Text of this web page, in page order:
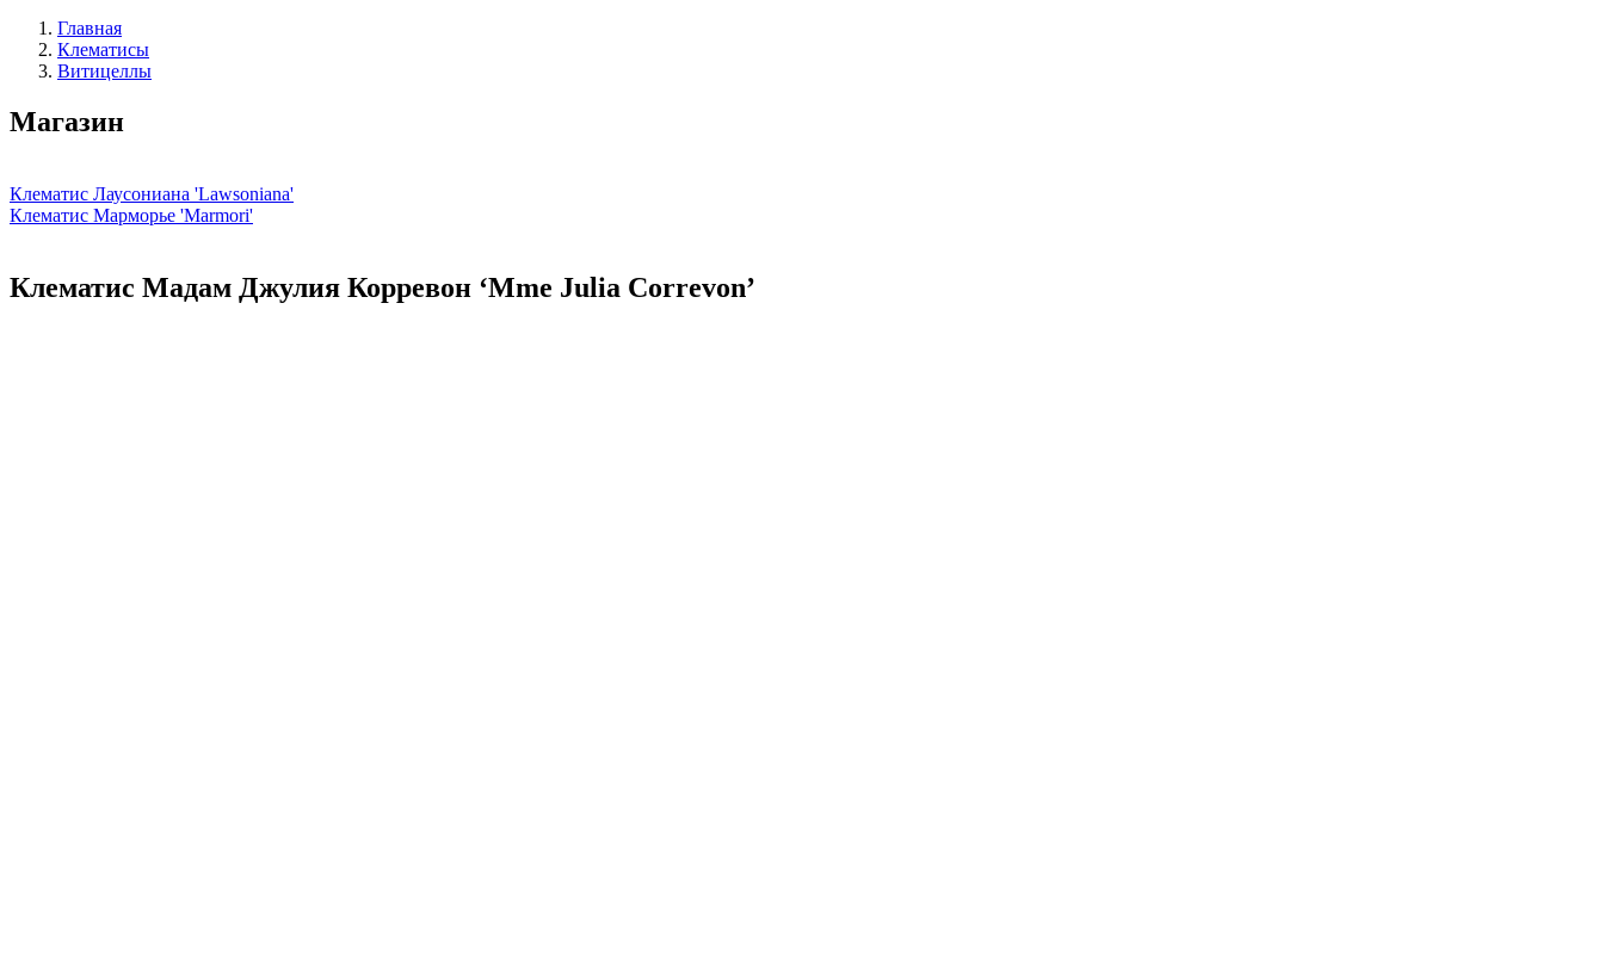
Главная
Клематисы
Витицеллы
Магазин
Клематис Лаусониана 'Lawsoniana'
Клематис Марморье 'Marmori'
Клематис Мадам Джулия Корревон ‘Mme Julia Correvon’